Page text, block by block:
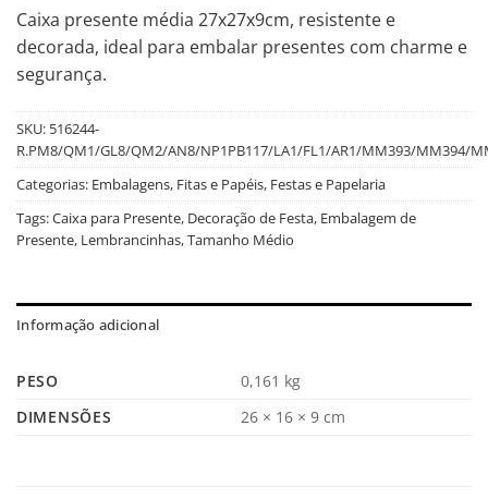
Caixa presente média 27x27x9cm, resistente e
decorada, ideal para embalar presentes com charme e
segurança.
SKU: 516244-
R.PM8/QM1/GL8/QM2/AN8/NP1PB117/LA1/FL1/AR1/MM393/MM394/
Categorias: Embalagens, Fitas e Papéis, Festas e Papelaria
Tags:Caixa para Presente, Decoração de Festa, Embalagem de
Presente, Lembrancinhas,Tamanho Médio
Informação adicional
PESO
0,161 kg
DIMENSÕES
26 × 16 × 9 cm